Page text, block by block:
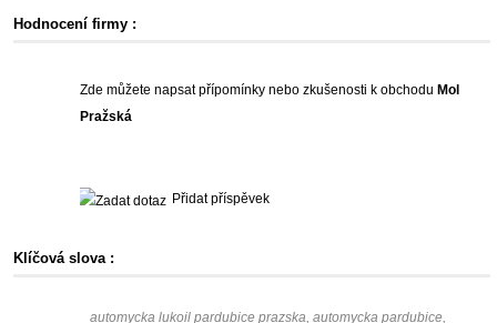
Hodnocení firmy :
Zde můžete napsat přípomínky nebo zkušenosti k obchodu Mol
Pražská
Přidat příspěvek
Klíčová slova :
automycka lukoil pardubice prazska, automycka pardubice,